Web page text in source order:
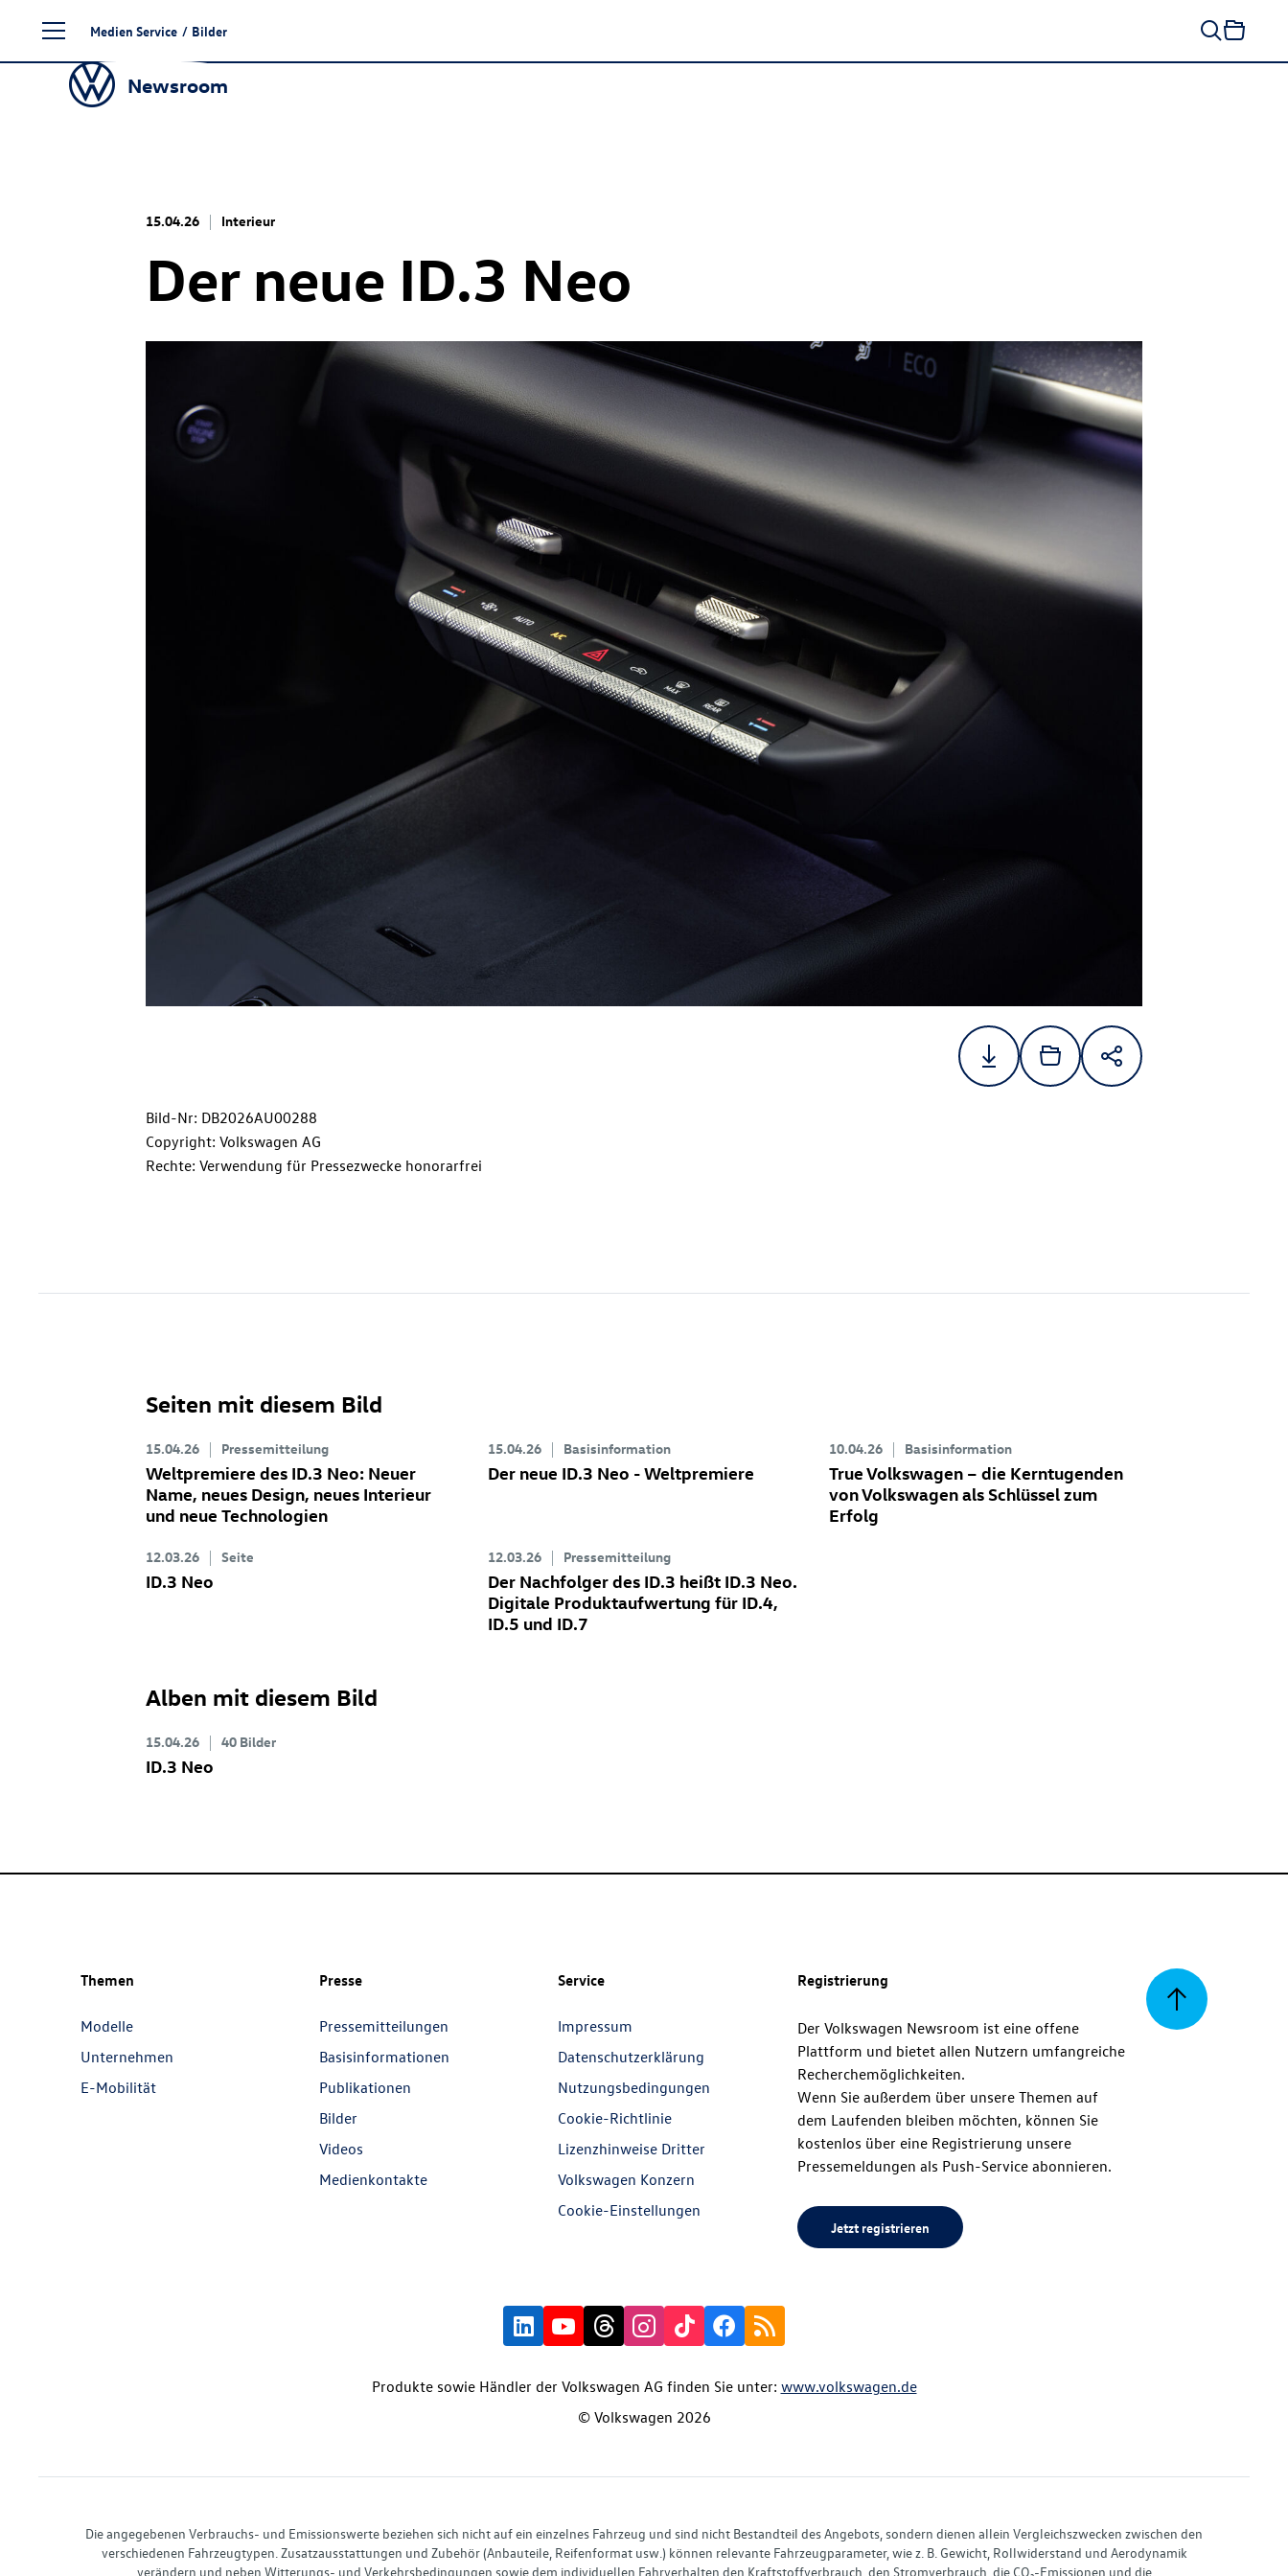
Seiteninhalt
springen
Medien Service / Bilder
Newsroom
15.04.26 Interieur
Der neue ID.3 Neo
Bild-Nr: DB2026AU00288
Copyright: Volkswagen AG
Rechte: Verwendung für Pressezwecke honorarfrei
Seiten mit diesem Bild
15.04.26 Pressemitteilung
Weltpremiere des ID.3 Neo: Neuer
Name, neues Design, neues Interieur
und neue Technologien
15.04.26 Basisinformation
Der neue ID.3 Neo - Weltpremiere
10.04.26 Basisinformation
True Volkswagen – die Kerntugenden
von Volkswagen als Schlüssel zum
Erfolg
12.03.26 Seite
ID.3 Neo
12.03.26 Pressemitteilung
Der Nachfolger des ID.3 heißt ID.3 Neo.
Digitale Produktaufwertung für ID.4,
ID.5 und ID.7
Alben mit diesem Bild
15.04.26 40 Bilder
ID.3 Neo
Zurück
Themen
Modelle
Unternehmen
E-Mobilität
Presse
Pressemitteilungen
Basisinformationen
Publikationen
Bilder
Videos
Medienkontakte
Service
Impressum
Datenschutzerklärung
Nutzungsbedingungen
Cookie-Richtlinie
Lizenzhinweise Dritter
Volkswagen Konzern
Cookie-Einstellungen
Registrierung
Der Volkswagen Newsroom ist eine offene
Plattform und bietet allen Nutzern umfangreiche
Recherchemöglichkeiten.
Wenn Sie außerdem über unsere Themen auf
dem Laufenden bleiben möchten, können Sie
kostenlos über eine Registrierung unsere
Pressemeldungen als Push-Service abonnieren.
Jetzt registrieren
Produkte sowie Händler der Volkswagen AG finden Sie unter: www.volkswagen.de
© Volkswagen 2026
Die angegebenen Verbrauchs- und Emissionswerte beziehen sich nicht auf ein einzelnes Fahrzeug und sind nicht Bestandteil des Angebots, sondern dienen allein Vergleichszwecken zwischen den
verschiedenen Fahrzeugtypen. Zusatzausstattungen und Zubehör (Anbauteile, Reifenformat usw.) können relevante Fahrzeugparameter, wie z. B. Gewicht, Rollwiderstand und Aerodynamik
verändern und neben Witterungs- und Verkehrsbedingungen sowie dem individuellen Fahrverhalten den Kraftstoffverbrauch, den Stromverbrauch, die CO₂-Emissionen und die